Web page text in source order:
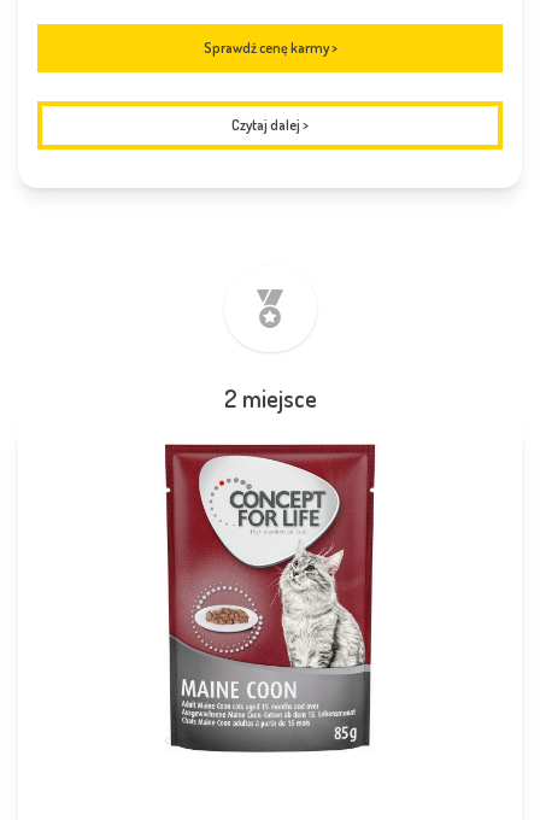
Sprawdź cenę karmy >
Czytaj dalej >
2 miejsce